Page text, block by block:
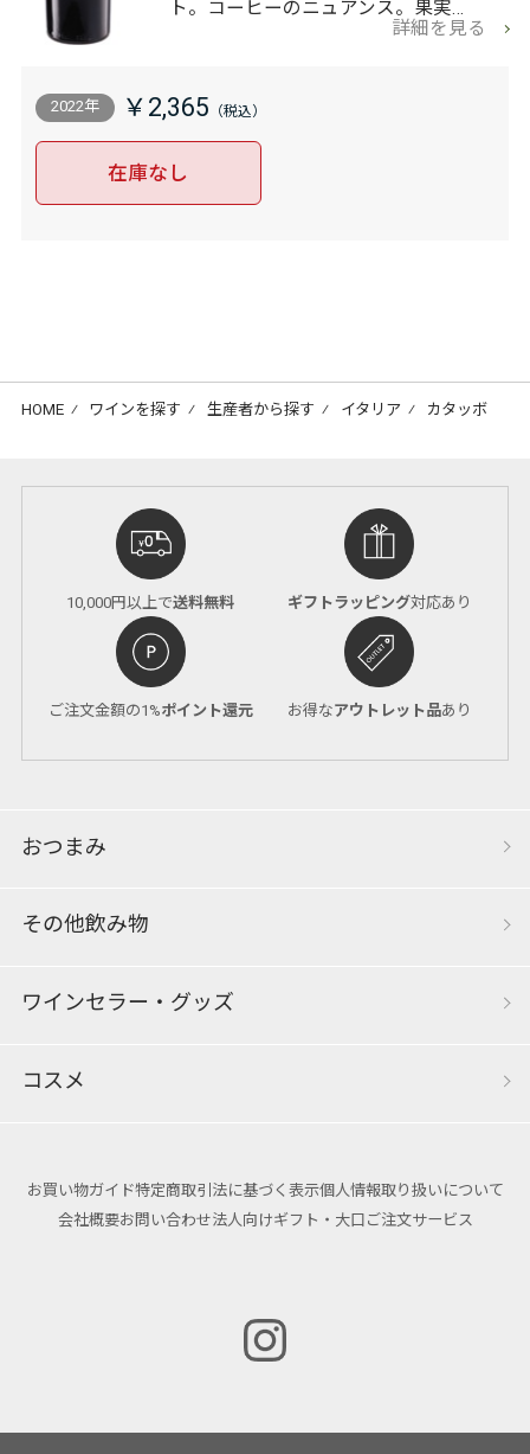
ト。コーヒーのニュアンス。果実…
詳細を見る
2022年 ￥2,365
在庫なし
HOME ⁄ ワインを探す ⁄ 生産者から探す ⁄ イタリア ⁄ カタッボ
10,000円以上で送料無料 ギフトラッピング対応あり
ご注文金額の1%ポイント還元 お得なアウトレット品あり
おつまみ
その他飲み物
ワインセラー・グッズ
コスメ
お買い物ガイド特定商取引法に基づく表示個人情報取り扱いについて
会社概要お問い合わせ法人向けギフト・大口ご注文サービス